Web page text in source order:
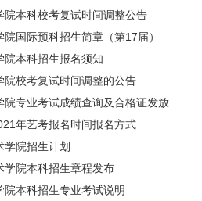
院本科校考复试时间调整公告
国际预科招生简章（第17届）
院本科招生报名须知
院校考复试时间调整的公告
院专业考试成绩查询及合格证发放
年艺考报名时间报名方式
学院招生计划
学院本科招生章程发布
院本科招生专业考试说明